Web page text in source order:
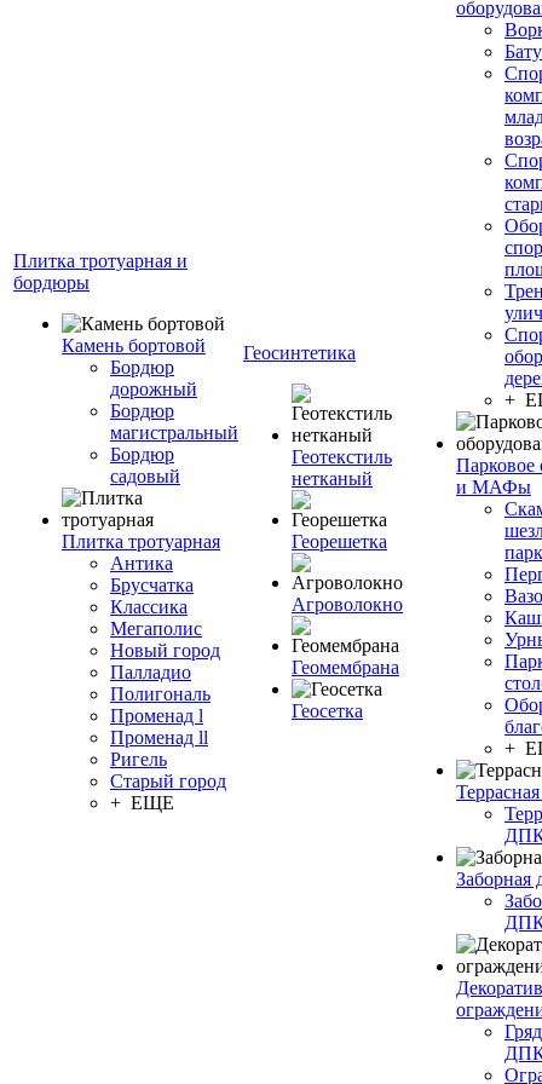
Плитка тротуарная и
бордюры
Камень бортовой
Бордюр
дорожный
Бордюр
магистральный
Бордюр
садовый
Плитка тротуарная
Антика
Брусчатка
Классика
Мегаполис
Новый город
Палладио
Полигональ
Променад l
Променад ll
Ригель
Старый город
+ ЕЩЕ
Геосинтетика
Геотекстиль
нетканый
Георешетка
Агроволокно
Геомембрана
Геосетка
+
Парковое
и МАФы
+
Заборная